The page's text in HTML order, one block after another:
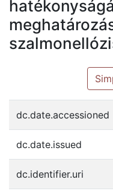
dc.date.accessioned
dc.date.issued
dc.identifier.uri